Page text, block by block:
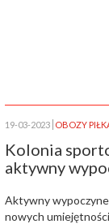
19-03-2023 OBOZY
Kolonia
aktywny
Aktywny
nowych